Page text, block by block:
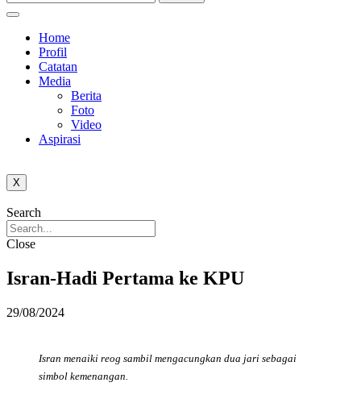
Home
Profil
Catatan
Media
Berita
Foto
Video
Aspirasi
X
Search
Close
Isran-Hadi Pertama ke KPU
29/08/2024
Isran menaiki reog sambil mengacungkan dua jari sebagai
simbol kemenangan.